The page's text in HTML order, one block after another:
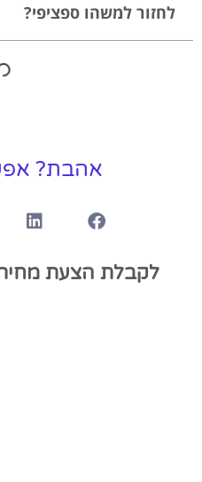
לחזור למשהו ספציפי?
אהבת?
לקבלת הצעת